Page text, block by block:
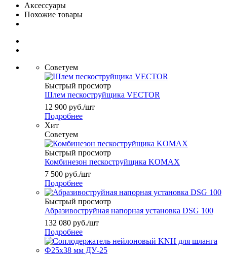
Аксессуары
Похожие товары
Советуем
Быстрый просмотр
Шлем пескоструйщика VECTOR
12 900 руб./шт
Подробнее
Хит
Советуем
Быстрый просмотр
Комбинезон пескоструйщика KOMAX
7 500 руб./шт
Подробнее
Быстрый просмотр
Абразивоструйная напорная установка DSG 100
132 080 руб./шт
Подробнее